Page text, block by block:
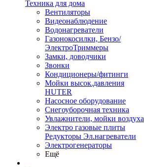
Техника для дома
Вентиляторы
Видеонаблюдение
Водонагреватели
Газонокосилки, Бензо/
ЭлектроТриммеры
Замки, доводчики
Звонки
Кондиционеры/фитинги
Мойки высок.давления
HUTER
Насосное оборудование
Снегоуборочная техника
Увлажнители, мойки воздуха
Электро газовые плиты
Редукторы Эл.нагреватели
Электрогенераторы
Ещё